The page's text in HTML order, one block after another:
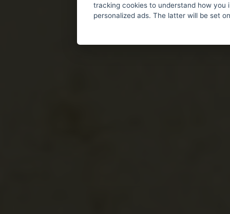
tracking cookies to understand how
personalized ads. The latter will be set